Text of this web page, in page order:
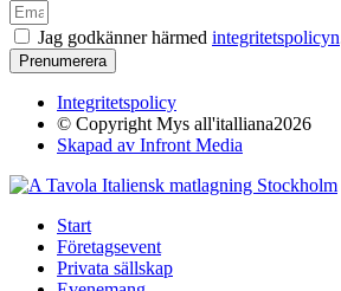
Jag godkänner härmed integritetspolicyn
Prenumerera
Integritetspolicy
© Copyright Mys all'italliana2026
Skapad av Infront Media
Start
Företagsevent
Privata sällskap